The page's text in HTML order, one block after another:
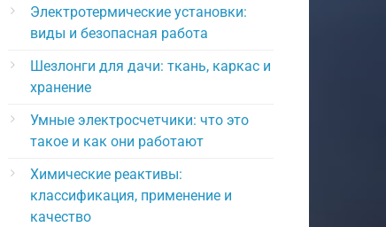
Электротермические установки:
виды и безопасная работа
Шезлонги для дачи: ткань, каркас и
хранение
Умные электросчетчики: что это
такое и как они работают
Химические реактивы:
классификация, применение и
качество